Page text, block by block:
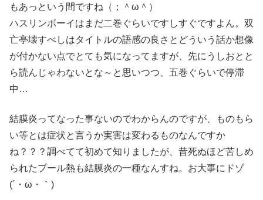
もあっという間ですね（；＾ω＾）
ハスリンボーイはまだ二巻ぐらいですしすぐですよん。双
亡亭壊すべしはタイトルの語感の良さとどういう話か想像
が付かない点でとても気になってますが、先にうしおとと
ら読んじゃわないとな～と思いつつ、五巻ぐらいで停滞
中…
結膜炎ってなった事ないのでわからんのですが、ものもら
い等とは症状と言うか実害は変わるものなんですか
ね？？？調べてて初めて知りましたが、昔死ぬほど苦しめ
られたプール熱も結膜炎の一種なんすね。お大事にドゾ
(´・ω・｀)